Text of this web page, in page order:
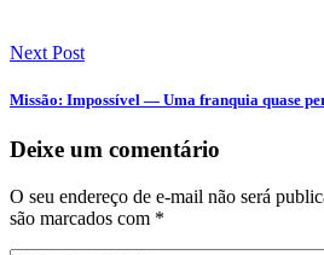
Next Post
Missão: Impossível — Uma franquia quase
Deixe um comentário
O seu endereço de e-mail não será
são marcados com *